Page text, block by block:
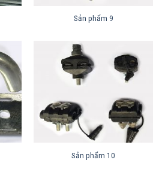
Sản phẩm 9
Sản phẩm 10